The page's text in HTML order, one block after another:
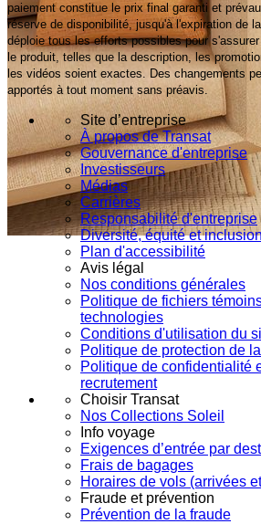
paiement constitue le prix final garanti et
réserve de disponibilité, jusqu'à l'expiration de
déploie tous les efforts possibles pour
le produit, telles que la description, les
les vidéos soient exactes. Des changements
apportés à tout moment sans préavis.
Site d’entreprise
À propos de Transat
Gouvernance d'entreprise
Investisseurs
Médias
Carrières
Responsabilité d'entreprise
Diversité, équité et
Plan d'accessibilité
Avis légal
Nos conditions générales
Politique de fichiers
technologies
Conditions d'utilisation du
Politique de protection de
Politique de confidentialité
recrutement
Choisir Transat
Nos Collections Soleil
Info voyage
Exigences d’entrée par
Frais de bagages
Horaires de vols (arrivées
Fraude et prévention
Prévention de la fraude